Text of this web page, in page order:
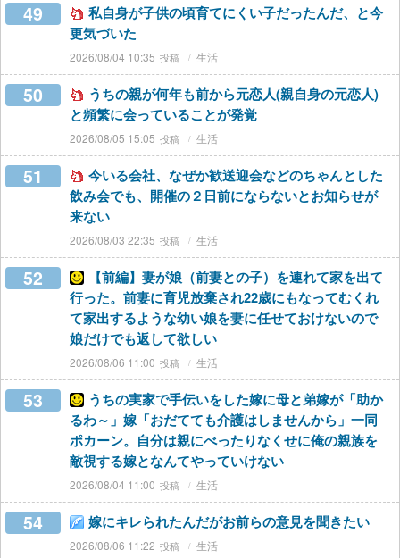
49
私自身が子供の頃育てにくい子だったんだ、と今
更気づいた
2026/08/04 10:35 生活
50
うちの親が何年も前から元恋人(親自身の元恋人)
と頻繁に会っていることが発覚
2026/08/05 15:05 生活
51
今いる会社、なぜか歓送迎会などのちゃんとした
飲み会でも、開催の２日前にならないとお知らせが
来ない
2026/08/03 22:35 生活
52
【前編】妻が娘（前妻との子）を連れて家を出て
行った。前妻に育児放棄され22歳にもなってむくれ
て家出するような幼い娘を妻に任せておけないので
娘だけでも返して欲しい
2026/08/06 11:00 生活
53
うちの実家で手伝いをした嫁に母と弟嫁が「助か
るわ～」嫁「おだてても介護はしませんから」一同
ポカーン。自分は親にべったりなくせに俺の親族を
敵視する嫁となんてやっていけない
2026/08/04 11:00 生活
54 嫁にキレられたんだがお前らの意見を聞きたい
2026/08/06 11:22 生活